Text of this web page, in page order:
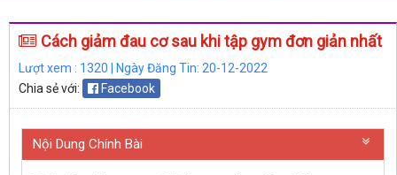
Cách giảm đau cơ sau khi tập gym đơn giản nhất
Lượt xem : 1320 | Ngày Đăng Tin: 20-12-2022
Chia sẻ với:
Facebook
Nội Dung Chính Bài